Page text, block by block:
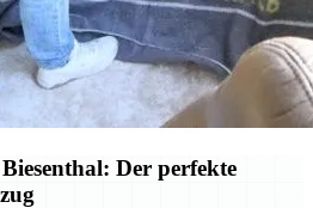
Der perfekte